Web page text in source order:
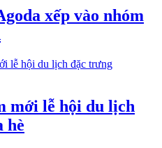
xếp vào nhóm
mới lễ hội du lịch
hè